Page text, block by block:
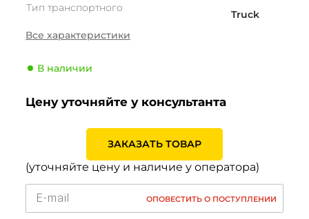
Тип транспортного
Truck
Производитель
Индекс скорости
Все характеристики
В наличии
Цену уточняйте у консультанта
ЗАКАЗАТЬ ТОВАР
(уточняйте цену и наличие у оператора)
ОПОВЕСТИТЬ О ПОСТУПЛЕНИИ